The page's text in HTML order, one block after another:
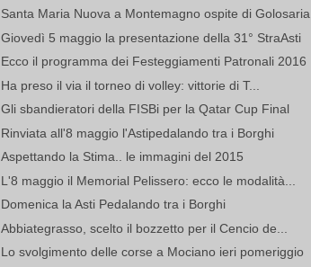
Santa Maria Nuova a Montemagno ospite di Golosaria
Giovedì 5 maggio la presentazione della 31° StraAsti
Ecco il programma dei Festeggiamenti Patronali 2016
Ha preso il via il torneo di volley: vittorie di T...
Gli sbandieratori della FISBi per la Qatar Cup Final
Rinviata all'8 maggio l'Astipedalando tra i Borghi
Aspettando la Stima.. le immagini del 2015
L'8 maggio il Memorial Pelissero: ecco le modalità...
Domenica la Asti Pedalando tra i Borghi
Abbiategrasso, scelto il bozzetto per il Cencio de...
Lo svolgimento delle corse a Mociano ieri pomeriggio